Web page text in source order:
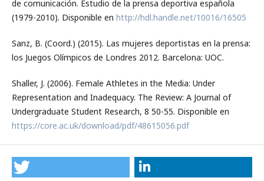
de comunicación. Estudio de la prensa deportiva española
(1979-2010). Disponible en http://hdl.handle.net/10016/16505
Sanz, B. (Coord.) (2015). Las mujeres deportistas en la prensa:
los Juegos Olímpicos de Londres 2012. Barcelona: UOC.
Shaller, J. (2006). Female Athletes in the Media: Under
Representation and Inadequacy. The Review: A Journal of
Undergraduate Student Research, 8 50-55. Disponible en
https://core.ac.uk/download/pdf/48615056.pdf